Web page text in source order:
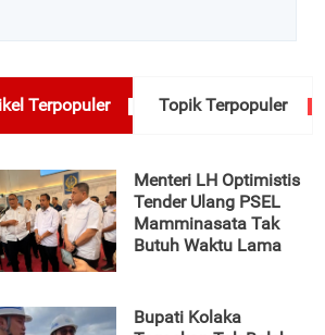
Terpopuler Topik Terpopuler
Menteri LH Optimistis
Tender Ulang PSEL
Mamminasata Tak
Butuh Waktu Lama
Bupati Kolaka